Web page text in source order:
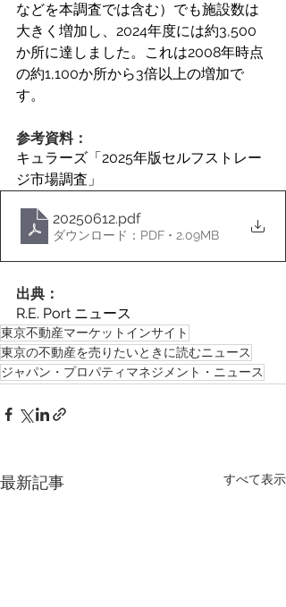
などを本調査では含む）でも施設数は
大きく増加し、2024年度には約3,500
か所に達しました。これは2008年時点
の約1,100か所から3倍以上の増加で
す。
参考資料：
キュラーズ「2025年版セルフストレー
ジ市場調査」
20250612.pdf
ダウンロード：PDF • 2.09MB
出典：
R.E. Port ニュース
東京不動産マーケットインサイト
東京の不動産を売りたいときに読むニュース
ジャパン・プロパティマネジメント・ニュース
最新記事 すべて表示